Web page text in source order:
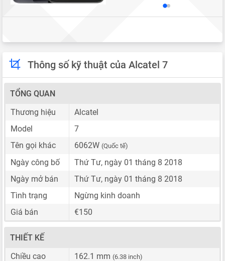
Thông số kỹ thuật của Alcatel 7
TỔNG QUAN
Thương hiệu
Alcatel
Model
7
Tên gọi khác
6062W (Quốc tế)
Ngày công bố
Thứ Tư, ngày 01 tháng 8 2018
Ngày mở bán
Thứ Tư, ngày 01 tháng 8 2018
Tình trạng
Ngừng kinh doanh
Giá bán
€150
THIẾT KẾ
Chiều cao
162.1 mm (6.38 inch)